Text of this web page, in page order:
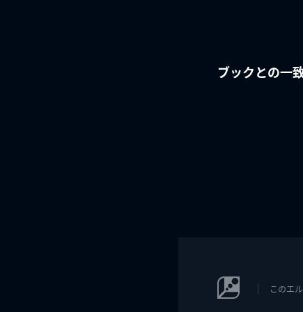
ブックとの一
このエ